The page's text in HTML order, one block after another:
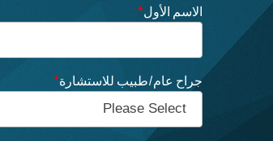
الاسم الأول*
جراح عام/طبيب للاستشارة*